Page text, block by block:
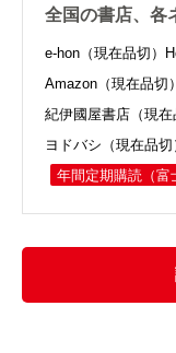
全国の書店、各
e-hon（現在品切）
Amazon（現在品切）
紀伊國屋書店（現在
ヨドバシ（現在品切
年間定期購読 （